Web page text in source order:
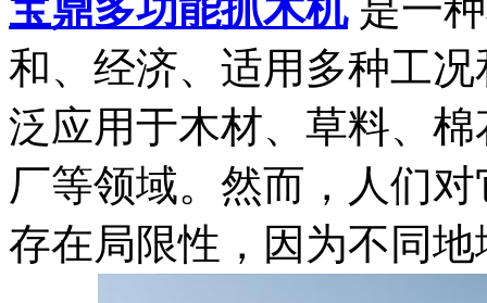
和、经济、适用多种工
泛应用于木材、草料、
厂等领域。然而，人们
存在局限性，因为不同